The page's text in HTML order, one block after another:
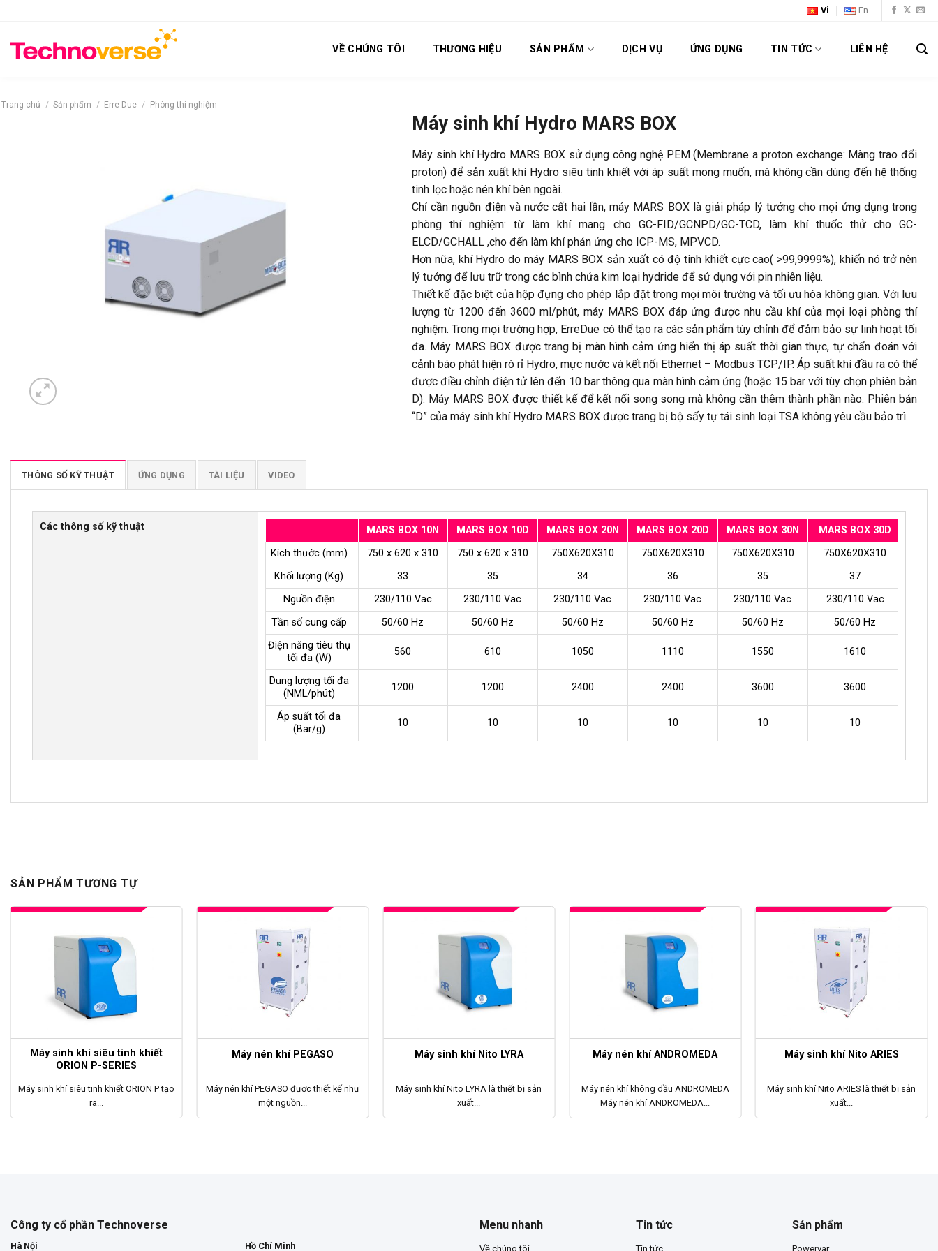
nội
dung
Vi En
VỀ CHÚNG TÔI THƯƠNG HIỆU SẢN PHẨM DỊCH VỤ ỨNG DỤNG TIN TỨC LIÊN HỆ
Trang chủ / Sản phẩm / Erre Due / Phòng thí nghiệm
Máy sinh khí Hydro MARS BOX
Máy sinh khí Hydro MARS BOX sử dụng công nghệ PEM (Membrane a proton exchange: Màng trao đổi
proton) để sản xuất khí Hydro siêu tinh khiết với áp suất mong muốn, mà không cần dùng đến hệ thống
tinh lọc hoặc nén khí bên ngoài.
Chỉ cần nguồn điện và nước cất hai lần, máy MARS BOX là giải pháp lý tưởng cho mọi ứng dụng trong
phòng thí nghiệm: từ làm khí mang cho GC-FID/GCNPD/GC-TCD, làm khí thuốc thử cho GC-
ELCD/GCHALL ,cho đến làm khí phản ứng cho ICP-MS, MPVCD.
Hơn nữa, khí Hydro do máy MARS BOX sản xuất có độ tinh khiết cực cao( >99,9999%), khiến nó trở nên
lý tưởng để lưu trữ trong các bình chứa kim loại hydride để sử dụng với pin nhiên liệu.
Thiết kế đặc biệt của hộp đựng cho phép lắp đặt trong mọi môi trường và tối ưu hóa không gian. Với lưu
lượng từ 1200 đến 3600 ml/phút, máy MARS BOX đáp ứng được nhu cầu khí của mọi loại phòng thí
nghiệm. Trong mọi trường hợp, ErreDue có thể tạo ra các sản phẩm tùy chỉnh để đảm bảo sự linh hoạt tối
đa. Máy MARS BOX được trang bị màn hình cảm ứng hiển thị áp suất thời gian thực, tự chẩn đoán với
cảnh báo phát hiện rò rỉ Hydro, mực nước và kết nối Ethernet – Modbus TCP/IP. Áp suất khí đầu ra có thể
được điều chỉnh điện tử lên đến 10 bar thông qua màn hình cảm ứng (hoặc 15 bar với tùy chọn phiên bản
D). Máy MARS BOX được thiết kế để kết nối song song mà không cần thêm thành phần nào. Phiên bản
“D” của máy sinh khí Hydro MARS BOX được trang bị bộ sấy tự tái sinh loại TSA không yêu cầu bảo trì.
THÔNG SỐ KỸ THUẬT ỨNG DỤNG TÀI LIỆU VIDEO
Các thông số kỹ thuật MARS BOX 10N MARS BOX 10D MARS BOX 20N MARS BOX 20D MARS BOX 30N
MARS BOX 30D
Kích thước (mm)
750 x 620 x 310 750 x 620 x 310 750X620X310 750X620X310 750X620X310
750X620X310
Khối lượng (Kg)
33 35 34 36 35
37
Nguồn điện
230/110 Vac 230/110 Vac 230/110 Vac 230/110 Vac 230/110 Vac
230/110 Vac
Tần số cung cấp
50/60 Hz 50/60 Hz 50/60 Hz 50/60 Hz 50/60 Hz
50/60 Hz
Điện năng tiêu thụ
tối đa (W)
560 610 1050 1110 1550 1610
Dung lượng tối đa
(NML/phút)
1200 1200 2400 2400 3600 3600
Áp suất tối đa
(Bar/g)
10 10 10 10 10 10
SẢN PHẨM TƯƠNG TỰ
Máy sinh khí siêu tinh khiết
ORION P-SERIES
Máy sinh khí siêu tinh khiết ORION P tạo
ra...
Máy nén khí PEGASO
Máy nén khí PEGASO được thiết kế như
một nguồn...
Máy sinh khí Nito LYRA
Máy sinh khí Nito LYRA là thiết bị sản
xuất...
Máy nén khí ANDROMEDA
Máy nén khí không dầu ANDROMEDA
Máy nén khí ANDROMEDA...
Máy sinh khí Nito ARIES
Máy sinh khí Nito ARIES là thiết bị sản
xuất...
Công ty cổ phần Technoverse
Hà Nội Hồ Chí Minh
Menu nhanh
Về chúng tôi
Tin tức
Tin tức
Sản phẩm
Powervar